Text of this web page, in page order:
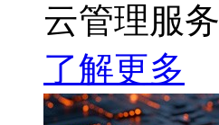
云管理服务
了解更多